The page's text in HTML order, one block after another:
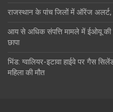
राजस्थान के पांच जिलों में ऑरेंज
आय से अधिक संपत्ति मामले में ईओयू की
छापा
भिंड: ग्वालियर-इटावा हाईवे पर गैस
महिला की मौत